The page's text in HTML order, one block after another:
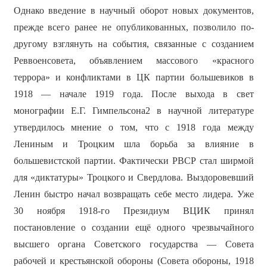
Однако введение в научный оборот новых документов,
прежде всего ранее не опубликованных, позволило по-
другому взглянуть на события, связанные с созданием
Реввоенсовета, объявлением массового «красного
террора» и конфликтами в ЦК партии большевиков в
1918 — начале 1919 года. После выхода в свет
монографии Е.Г. Гимпельсона2 в научной литературе
утвердилось мнение о том, что с 1918 года между
Лениным и Троцким шла борьба за влияние в
большевистской партии. Фактически РВСР стал ширмой
для «диктатуры» Троцкого и Свердлова. Выздоровевший
Ленин быстро начал возвращать себе место лидера. Уже
30 ноября 1918-го Президиум ВЦИК принял
постановление о создании ещё одного чрезвычайного
высшего органа Советского государства — Совета
рабочей и крестьянской обороны (Совета обороны, 1918